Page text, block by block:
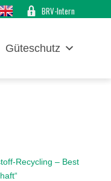
BRV-Intern
Güteschutz
Recycling – Best